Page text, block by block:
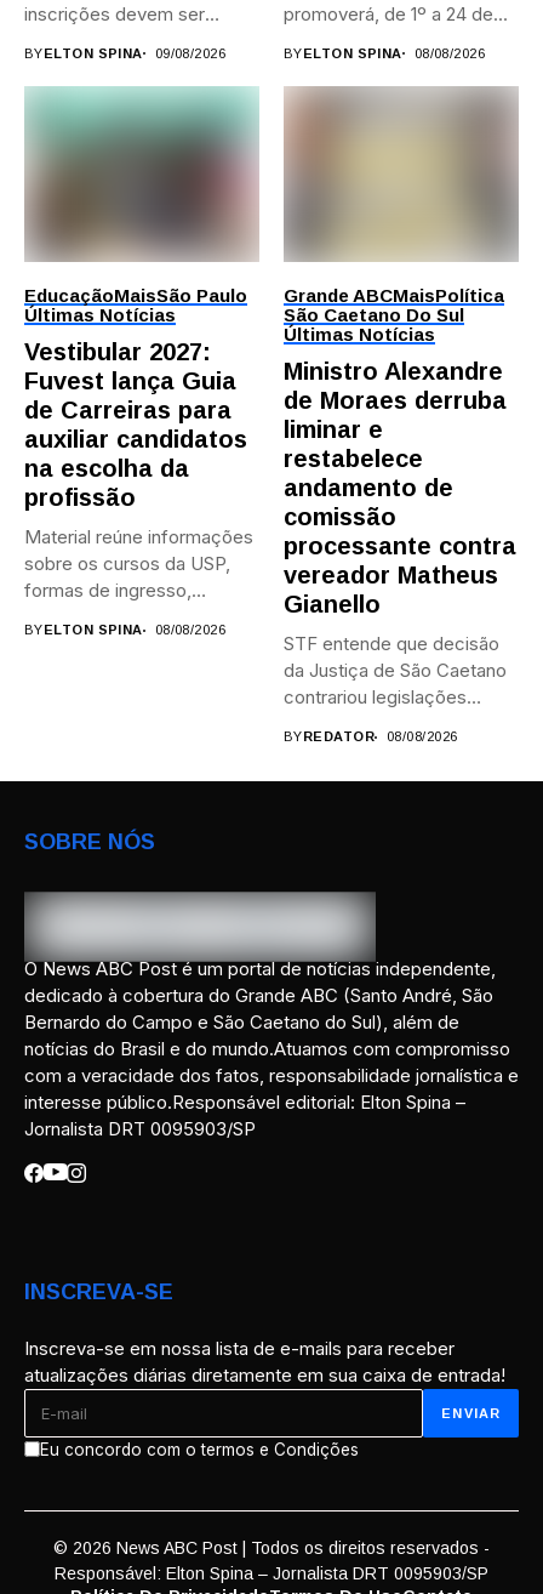
inscrições devem ser
BYELTON SPINA 09/08/2026
promoverá, de 1º a 24 de...
BYELTON SPINA 08/08/2026
EducaçãoMaisSão Paulo
Últimas Notícias
Vestibular 2027:
Fuvest lança Guia
de Carreiras para
auxiliar candidatos
na escolha da
profissão
Material reúne informações
sobre os cursos da USP,
formas de ingresso,
BYELTON SPINA 08/08/2026
Grande ABCMaisPolítica
São Caetano Do Sul
Últimas Notícias
Ministro Alexandre
de Moraes derruba
liminar e
restabelece
andamento de
comissão
processante contra
vereador Matheus
Gianello
STF entende que decisão
da Justiça de São Caetano
contrariou legislações
BYREDATOR 08/08/2026
SOBRE NÓS
O News ABC Post é um portal de notícias independente,
dedicado à cobertura do Grande ABC (Santo André, São
Bernardo do Campo e São Caetano do Sul), além de
notícias do Brasil e do mundo.Atuamos com compromisso
com a veracidade dos fatos, responsabilidade jornalística e
interesse público.Responsável editorial: Elton Spina –
Jornalista DRT 0095903/SP
INSCREVA-SE
Inscreva-se em nossa lista de e-mails para receber
atualizações diárias diretamente em sua caixa de entrada!
Eu concordo com o termos e Condições
© 2026 News ABC Post | Todos os direitos reservados -
Responsável: Elton Spina – Jornalista DRT 0095903/SP